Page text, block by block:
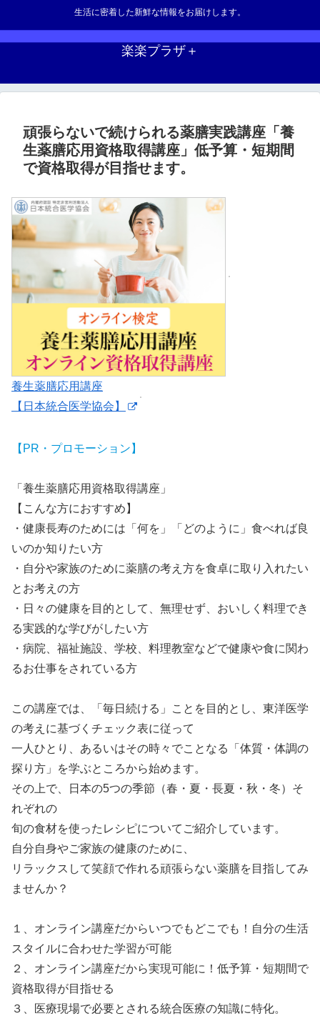
生活に密着した新鮮な情報をお届けします。
楽楽プラザ＋
頑張らないで続けられる薬膳実践講座「養
生薬膳応用資格取得講座」低予算・短期間
で資格取得が目指せます。
養生薬膳応用講座
【日本統合医学協会】
【PR・プロモーション】
「養生薬膳応用資格取得講座」
【こんな方におすすめ】
・健康長寿のためには「何を」「どのように」食べれば良
いのか知りたい方
・自分や家族のために薬膳の考え方を食卓に取り入れたい
とお考えの方
・日々の健康を目的として、無理せず、おいしく料理でき
る実践的な学びがしたい方
・病院、福祉施設、学校、料理教室などで健康や食に関わ
るお仕事をされている方
この講座では、「毎日続ける」ことを目的とし、東洋医学
の考えに基づくチェック表に従って
一人ひとり、あるいはその時々でことなる「体質・体調の
探り方」を学ぶところから始めます。
その上で、日本の5つの季節（春・夏・長夏・秋・冬）そ
れぞれの
旬の食材を使ったレシピについてご紹介しています。
自分自身やご家族の健康のために、
リラックスして笑顔で作れる頑張らない薬膳を目指してみ
ませんか？
１、オンライン講座だからいつでもどこでも！自分の生活
スタイルに合わせた学習が可能
２、オンライン講座だから実現可能に！低予算・短期間で
資格取得が目指せる
３、医療現場で必要とされる統合医療の知識に特化。